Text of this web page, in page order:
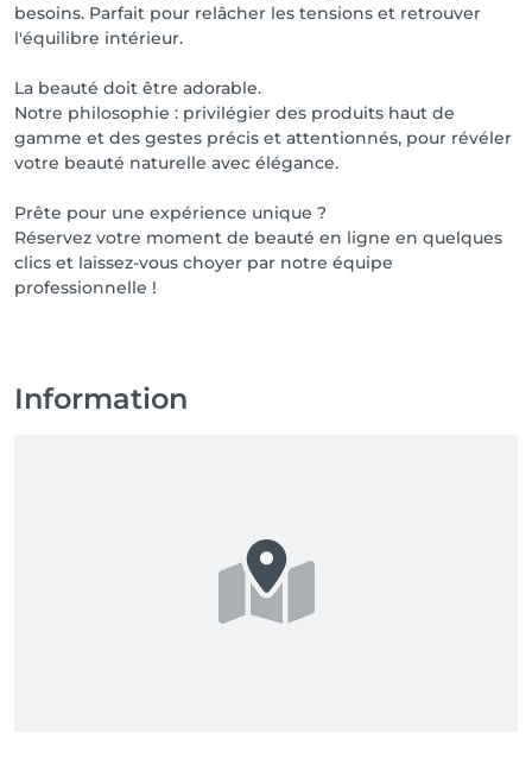
besoins. Parfait pour relâcher les tensions et retrouver
l'équilibre intérieur.
La beauté doit être adorable.
Notre philosophie : privilégier des produits haut de
gamme et des gestes précis et attentionnés, pour révéler
votre beauté naturelle avec élégance.
Prête pour une expérience unique ?
Réservez votre moment de beauté en ligne en quelques
clics et laissez-vous choyer par notre équipe
professionnelle !
Information